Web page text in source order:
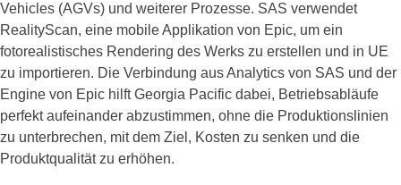
Vehicles (AGVs) und weiterer Prozesse. SAS verwendet
RealityScan, eine mobile Applikation von Epic, um ein
fotorealistisches Rendering des Werks zu erstellen und in UE
zu importieren. Die Verbindung aus Analytics von SAS und der
Engine von Epic hilft Georgia Pacific dabei, Betriebsabläufe
perfekt aufeinander abzustimmen, ohne die Produktionslinien
zu unterbrechen, mit dem Ziel, Kosten zu senken und die
Produktqualität zu erhöhen.